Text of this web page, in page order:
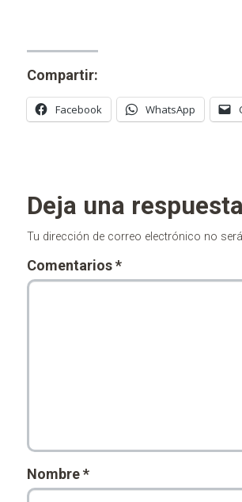
Compartir:
Facebook WhatsApp
Deja una respuesta
Tu dirección de correo electrónico no
Comentarios*
Nombre*